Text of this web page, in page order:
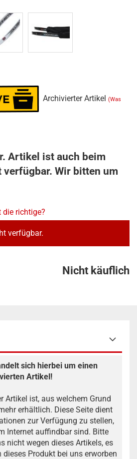
Archivierter Artikel (Was
Artikel ist auch beim
Wir bitten um
die richtige?
verfügbar.
Nicht käuflich
sich hierbei um einen
Artikel!
Artikel ist, aus welchem Grund
erhältlich. Diese Seite dient
zur Verfügung zu stellen,
Internet auffindbar sind. Bitte
nicht wegen dieses Artikels, es
dieses Produkt bei uns erworben